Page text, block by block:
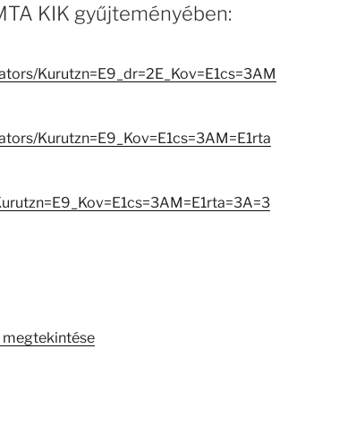
KIK gyűjteményében:
Kurutzn=E9_dr=2E_Kov=E1cs=3AM
Kurutzn=E9_Kov=E1cs=3AM=E1rta
megtekintése